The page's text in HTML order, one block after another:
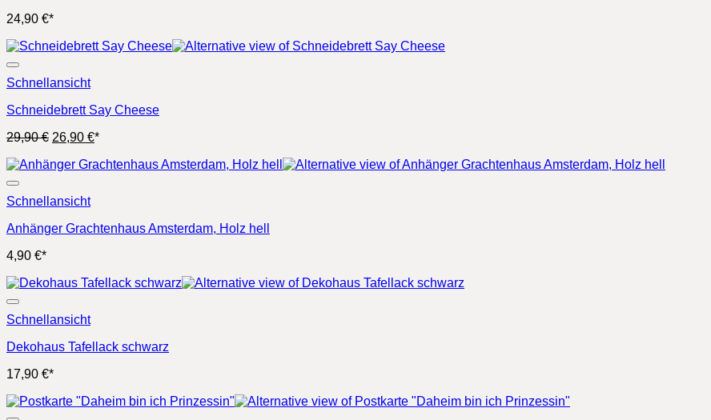
24,90 €*
Schnellansicht
Schneidebrett Say Cheese
29,90€ Ursprünglicher
war:
26,90 €Aktueller
ist:
*
Schnellansicht
Anhänger Grachtenhaus Amsterdam, Holz hell
4,90 €*
Schnellansicht
Dekohaus Tafellack schwarz
17,90 €*